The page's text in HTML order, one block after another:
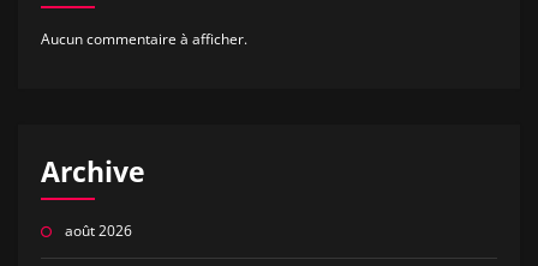
Aucun commentaire à afficher.
Archive
août 2026